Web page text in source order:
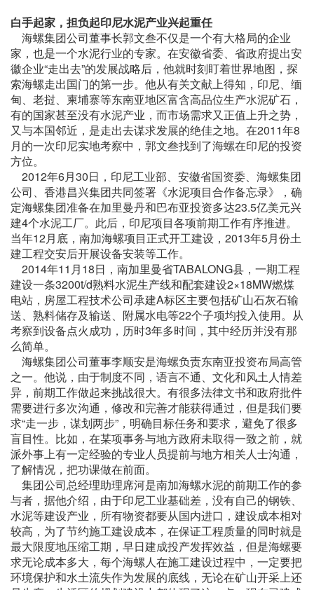
白手起家，担负起印尼水泥产业兴起重任
海螺集团公司董事长郭文叁不仅是一个有大格局的企业
家，也是一个水泥行业的专家。在安徽省委、省政府提出安
徽企业“走出去”的发展战略后，他就时刻盯着世界地图，探
索海螺走出国门的第一步。他从有关文献上得知，印尼、缅
甸、老挝、柬埔寨等东南亚地区富含高品位生产水泥矿石，
有的国家甚至没有水泥产业，而市场需求又正值上升之势，
又与本国邻近，是走出去谋求发展的绝佳之地。在2011年8
月的一次印尼实地考察中，郭文叁找到了海螺在印尼的投资
方位。
2012年6月30日，印尼工业部、安徽省国资委、海螺集团
公司、香港昌兴集团共同签署《水泥项目合作备忘录》，确
定海螺集团准备在加里曼丹和巴布亚投资多达23.5亿美元兴
建4个水泥工厂。此后，印尼项目各项前期工作有序推进。
当年12月底，南加海螺项目正式开工建设，2013年5月份土
建工程交安后开展设备安装等工作。
2014年11月18日，南加里曼省TABALONG县，一期工程
建设一条3200t/d熟料水泥生产线和配套建设2×18MW燃煤
电站，房屋工程技术公司承建A标区主要包括矿山石灰石输
送、熟料储存及输送、附属水电等22个子项均投入使用。从
考察到设备点火成功，历时3年多时间，其中经历并没有那
么简单。
海螺集团公司董事李顺安是海螺负责东南亚投资布局高管
之一。他说，由于制度不同，语言不通、文化和风土人情差
异，前期工作做起来挑战很大。有很多法律文书和政府批件
需要进行多次沟通，修改和完善才能获得通过，但是我们要
求“走一步，谋划两步”，明确目标任务和要求，避免了很多
盲目性。比如，在某项事务与地方政府未取得一致之前，就
派外事上有一定经验的专业人员提前与地方相关人士沟通，
了解情况，把功课做在前面。
集团公司总经理助理席河是南加海螺水泥的前期工作的参
与者，据他介绍，由于印尼工业基础差，没有自己的钢铁、
水泥等建设产业，所有物资都要从国内进口，建设成本相对
较高，为了节约施工建设成本，在保证工程质量的同时就是
最大限度地压缩工期，早日建成投产发挥效益，但是海螺要
求无论成本多大，每个海螺人在施工建设过程中，一定要把
环境保护和水土流失作为发展的底线，无论在矿山开采上还